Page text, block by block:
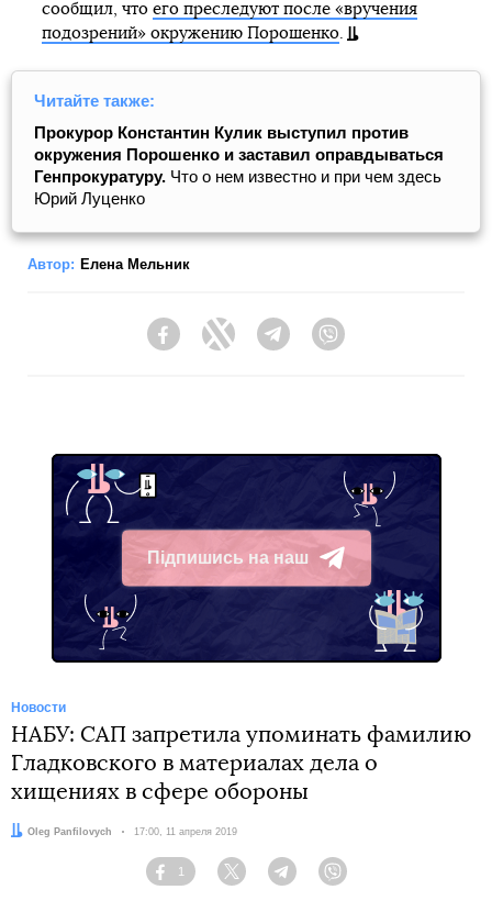
сообщил, что его преследуют после «вручения
подозрений» окружению Порошенко.
Читайте также:
Прокурор Константин Кулик выступил против
окружения Порошенко и заставил оправдываться
Генпрокуратуру. Что о нем известно и при чем здесь
Юрий Луценко
Автор: Елена Мельник
FacebookTwitter Telegram
Підпишись на наш
Telegram
Новости
НАБУ: САП запретила упоминать фамилию
Гладковского в материалах дела о
хищениях в сфере обороны
Автор:
Oleg Panfilovych Дата:
17:00, 11 апреля 2019
Facebook
1
Twitter TelegramViber